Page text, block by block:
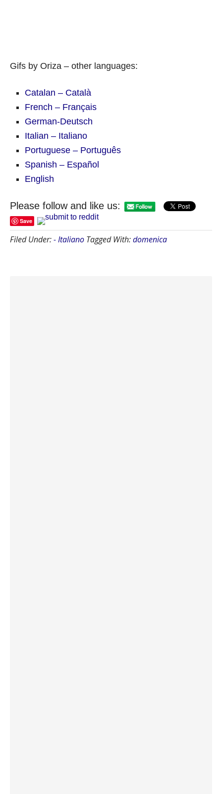
Gifs by Oriza – other languages:
Catalan – Català
French – Français
German-Deutsch
Italian – Italiano
Portuguese – Português
Spanish – Español
English
Please follow and like us:
Save
Filed Under:- Italiano Tagged With:domenica